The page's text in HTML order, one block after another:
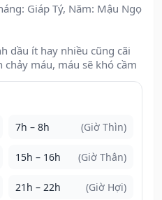
Giáp Tý, Năm: Mậu Ngọ
dầu ít hay nhiều cũng cãi
máu, máu sẽ khó cầm
7h – 8h (Giờ Thìn)
15h – 16h (Giờ Thân)
21h – 22h (Giờ Hợi)